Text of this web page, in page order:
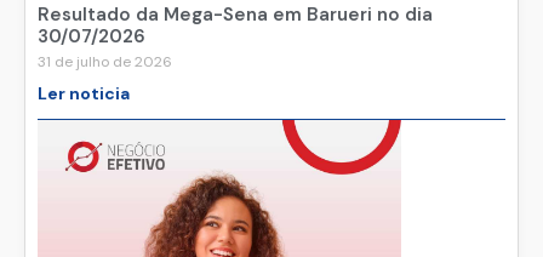
Resultado da Mega-Sena em Barueri no dia
30/07/2026
31 de julho de 2026
Ler noticia